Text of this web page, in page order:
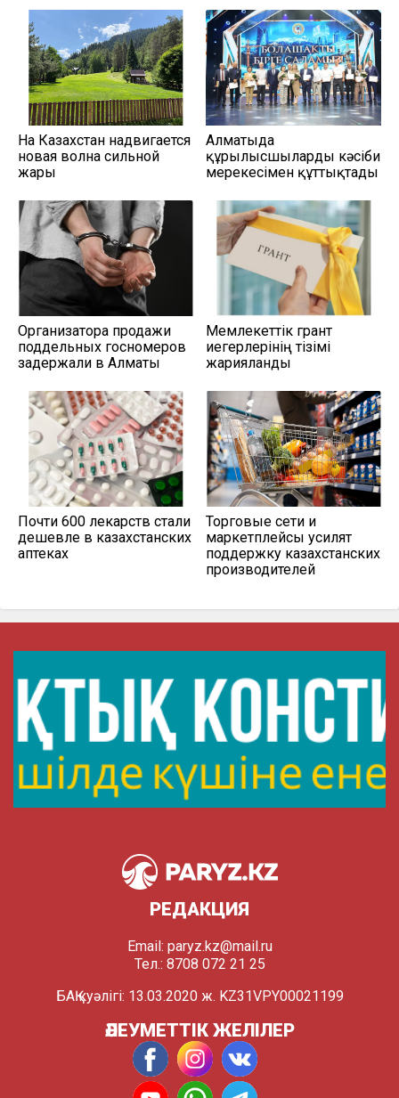
На Казахстан надвигается
новая волна сильной
жары
Алматыда
құрылысшыларды кәсіби
мерекесімен құттықтады
Организатора продажи
поддельных госномеров
задержали в Алматы
Мемлекеттік грант
иегерлерінің тізімі
жарияланды
Почти 600 лекарств стали
дешевле в казахстанских
аптеках
Торговые сети и
маркетплейсы усилят
поддержку казахстанских
производителей
РЕДАКЦИЯ
Email: paryz.kz@mail.ru
Тел.: 8708 072 21 25
БАҚ куәлігі: 13.03.2020 ж. KZ31VPY00021199
ӘЛЕУМЕТТІК ЖЕЛІЛЕР